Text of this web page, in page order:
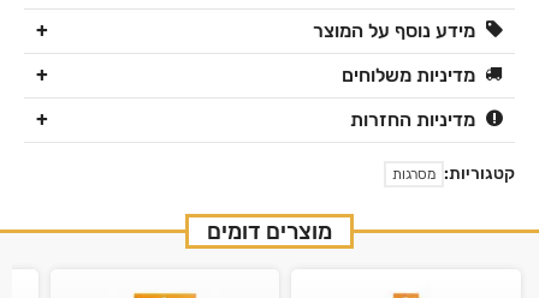
מידע נוסף על המוצר
מדיניות משלוחים
מדיניות החזרות
קטגוריות: מסרגות
מוצרים דומים